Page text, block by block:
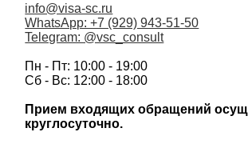
info@visa-sc.ru
WhatsApp: +7 (929) 943-51-50
Telegram: @vsc_consult
Пн - Пт: 10:00 - 19:00
Сб - Вс: 12:00 - 18:00
Прием входящих обращений
круглосуточно.